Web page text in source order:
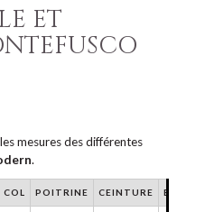
ET
mesures des différentes
.
COL POITRINE CEINTURE